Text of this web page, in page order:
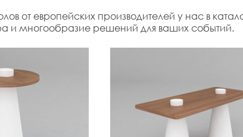
от европейских производителей у нас в
и многообразие решений для ваших событий.